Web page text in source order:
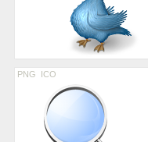
PNG ICO